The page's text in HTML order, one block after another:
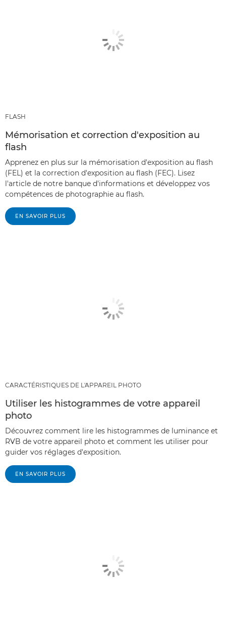
FLASH
Mémorisation et correction d'exposition au
flash
Apprenez en plus sur la mémorisation d'exposition au flash
(FEL) et la correction d'exposition au flash (FEC). Lisez
l'article de notre banque d'informations et développez vos
compétences de photographie au flash.
EN SAVOIR PLUS
CARACTÉRISTIQUES DE L'APPAREIL PHOTO
Utiliser les histogrammes de votre appareil
photo
Découvrez comment lire les histogrammes de luminance et
RVB de votre appareil photo et comment les utiliser pour
guider vos réglages d'exposition.
EN SAVOIR PLUS